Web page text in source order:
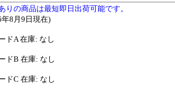
りの商品は最短即日出荷可能です。
年8月9日現在)
ドA 在庫: なし
ドB 在庫: なし
ドC 在庫: なし